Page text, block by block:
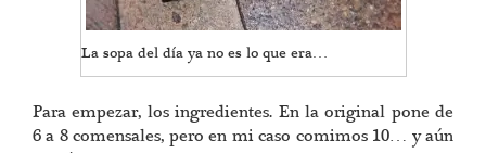
La sopa del día ya no es lo que era…
Para empezar, los ingredientes. En la original pone de
6 a 8 comensales, pero en mi caso comimos 10… y aún